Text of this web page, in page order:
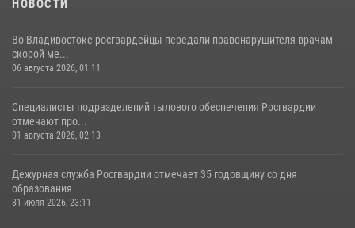
НОВОСТИ
Во Владивостоке росгвардейцы передали правонарушителя врачам
скорой ме...
06 августа 2026, 01:11
Специалисты подразделений тылового обеспечения Росгвардии
отмечают про...
01 августа 2026, 02:13
Дежурная служба Росгвардии отмечает 35 годовщину со дня
образования
31 июля 2026, 23:11